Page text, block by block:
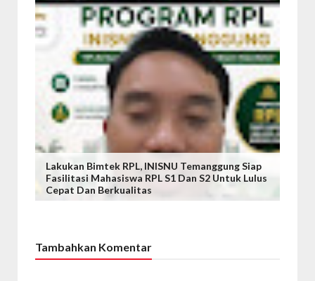
Lakukan Bimtek RPL, INISNU Temanggung Siap
Fasilitasi Mahasiswa RPL S1 Dan S2 Untuk Lulus
Cepat Dan Berkualitas
Tambahkan Komentar